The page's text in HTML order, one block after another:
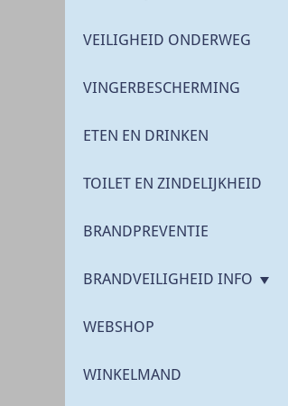
VEILIGHEID ONDERWEG
VINGERBESCHERMING
ETEN EN DRINKEN
TOILET EN ZINDELIJKHEID
BRANDPREVENTIE
BRANDVEILIGHEID INFO
WEBSHOP
WINKELMAND